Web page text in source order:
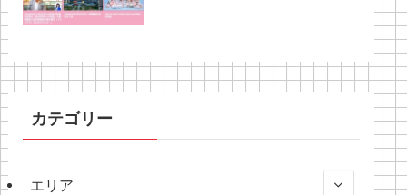
カテゴリー
エリア